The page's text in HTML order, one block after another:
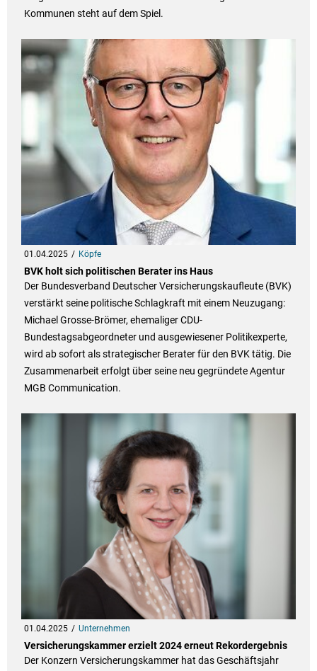
Kommunen steht auf dem Spiel.
01.04.2025 Köpfe
BVK holt sich politischen Berater ins Haus
Der Bundesverband Deutscher Versicherungskaufleute (BVK)
verstärkt seine politische Schlagkraft mit einem Neuzugang:
Michael Grosse-Brömer, ehemaliger CDU-
Bundestagsabgeordneter und ausgewiesener Politikexperte,
wird ab sofort als strategischer Berater für den BVK tätig. Die
Zusammenarbeit erfolgt über seine neu gegründete Agentur
MGB Communication.
01.04.2025 Unternehmen
Versicherungskammer erzielt 2024 erneut Rekordergebnis
Der Konzern Versicherungskammer hat das Geschäftsjahr